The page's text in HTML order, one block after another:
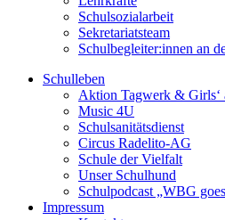
Schulsozialarbeit
Sekretariatsteam
Schulbegleiter:innen an
Schulleben
Aktion Tagwerk & Girls‘
Music 4U
Schulsanitätsdienst
Circus Radelito-AG
Schule der Vielfalt
Unser Schulhund
Schulpodcast „WBG
Impressum